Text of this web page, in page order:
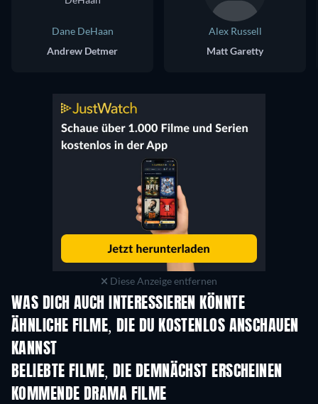
Dane DeHaan
Andrew Detmer
Alex Russell
Matt Garetty
Diese Anzeige entfernen
WAS DICH AUCH INTERESSIEREN KÖNNTE
ÄHNLICHE FILME, DIE DU KOSTENLOS ANSCHAUEN
KANNST
BELIEBTE FILME, DIE DEMNÄCHST ERSCHEINEN
KOMMENDE DRAMA FILME